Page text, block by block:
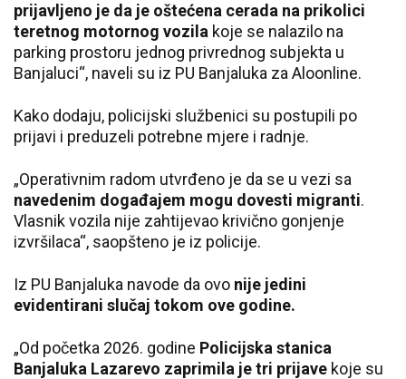
prijavljeno je da je oštećena cerada na prikolici
teretnog motornog vozila koje se nalazilo na
parking prostoru jednog privrednog subjekta u
Banjaluci“, naveli su iz PU Banjaluka za Aloonline.
Kako dodaju, policijski službenici su postupili po
prijavi i preduzeli potrebne mjere i radnje.
„Operativnim radom utvrđeno je da se u vezi sa
navedenim događajem mogu dovesti migranti.
Vlasnik vozila nije zahtijevao krivično gonjenje
izvršilaca“, saopšteno je iz policije.
Iz PU Banjaluka navode da ovo nije jedini
evidentirani slučaj tokom ove godine.
„Od početka 2026. godine Policijska stanica
Banjaluka Lazarevo zaprimila je tri prijave koje su